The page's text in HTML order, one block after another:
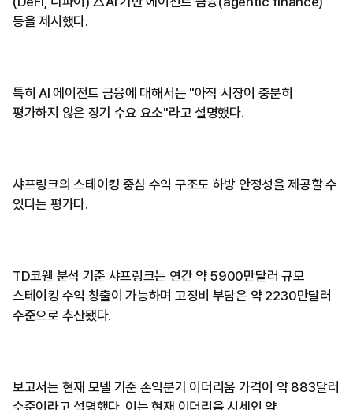
등을 제시했다.
특히 AI 에이전트 금융에 대해서는 "아직 시장이 충분히
평가하지 않은 장기 수요 요소"라고 설명했다.
샤프링크의 스테이킹 중심 수익 구조도 하방 안정성을 제공할 수
있다는 평가다.
TD코웬 분석 기준 샤프링크는 연간 약 5900만달러 규모
스테이킹 수익 창출이 가능하며 고정비 부담은 약 2230만달러
수준으로 추산됐다.
보고서는 현재 모델 기준 손익분기 이더리움 가격이 약 883달러